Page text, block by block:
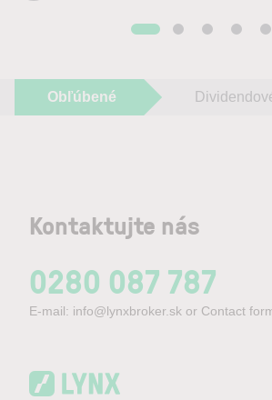
Obľúbené
Kontaktujte nás
0280 087 787
E-mail: info@lynxbroker.sk or Contact